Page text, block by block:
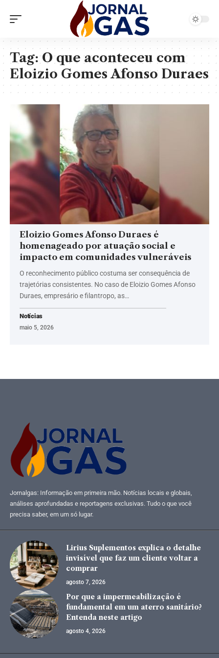
Tag:O que aconteceu com
Eloizio Gomes Afonso Duraes
Eloizio Gomes Afonso Duraes é
homenageado por atuação social e
impacto em comunidades vulneráveis
O reconhecimento público costuma ser consequência de
trajetórias consistentes. No caso de Eloizio Gomes Afonso
Duraes, empresário e filantropo, as…
Notícias
maio 5, 2026
Jornalgas: Informação em primeira mão. Notícias locais e globais,
análises aprofundadas e reportagens exclusivas. Tudo o que você
precisa saber, em um só lugar.
Lirius Suplementos explica o detalhe
invisível que faz um cliente voltar a
comprar
agosto 7, 2026
Por que a impermeabilização é
fundamental em um aterro sanitário?
Entenda neste artigo
agosto 4, 2026